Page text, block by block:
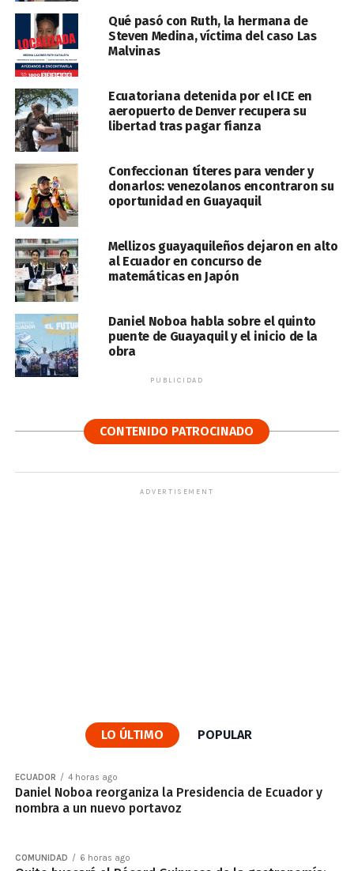
Qué pasó con Ruth, la hermana de
Steven Medina, víctima del caso Las
Malvinas
Ecuatoriana detenida por el ICE en
aeropuerto de Denver recupera su
libertad tras pagar fianza
Confeccionan títeres para vender y
donarlos: venezolanos encontraron su
oportunidad en Guayaquil
Mellizos guayaquileños dejaron en alto
al Ecuador en concurso de
matemáticas en Japón
Daniel Noboa habla sobre el quinto
puente de Guayaquil y el inicio de la
obra
PUBLICIDAD
CONTENIDO PATROCINADO
ADVERTISEMENT
LO ÚLTIMO POPULAR
ECUADOR 4 horas ago
Daniel Noboa reorganiza la Presidencia de Ecuador y
nombra a un nuevo portavoz
COMUNIDAD 6 horas ago